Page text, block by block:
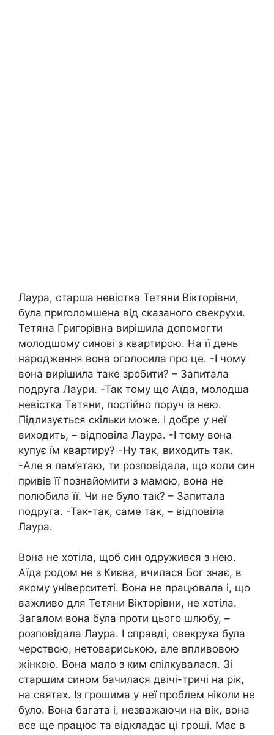
Лаура, старша невістка Тетяни Вікторівни,
була приrоломшена від сказаного свекрухи.
Тетяна Григорівна вирішила допомогти
молодшому синові з квартирою. На її день
народження вона оголосила про це. -І чому
вона вирішила таке зробити? – Запитала
подруга Лаури. -Так тому що Аїда, молодша
невістка Тетяни, постійно поруч із нею.
Підлизується скільки може. І добре у неї
виходить, – відповіла Лаура. -І тому вона
купує їм квартиру? -Ну так, виходить так.
-Але я пам’ятаю, ти розповідала, що коли син
привів її познайомити з мамою, вона не
полюбила її. Чи не було так? – Запитала
подруга. -Так-так, саме так, – відповіла
Лаура.
Вона не хотіла, щоб син одружився з нею.
Аїда родом не з Києва, вчилася Бог знає, в
якому університеті. Вона не працювала і, що
важливо для Тетяни Вікторівни, не хотіла.
Загалом вона була проти цього шлюбу, –
розповідала Лаура. І справді, свекруха була
черствою, нетовариською, але впливовою
жінкою. Вона мало з ким спілкувалася. Зі
старшим сином бачилася двічі-тричі на рік,
на святах. Із грошима у неї nроблем ніколи не
було. Вона багата і, незважаючи на вік, вона
все ще працює та відкладає ці гроші. Має в